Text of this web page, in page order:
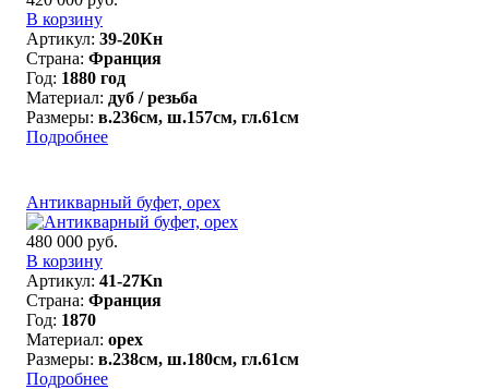
В корзину
Артикул: 39-20Кн
Страна: Франция
Год: 1880 год
Материал: дуб / резьба
Размеры: в.236см, ш.157см, гл.61см
Подробнее
Антикварный буфет, орех
480 000 руб.
В корзину
Артикул: 41-27Kn
Страна: Франция
Год: 1870
Материал: орех
Размеры: в.238см, ш.180см, гл.61см
Подробнее